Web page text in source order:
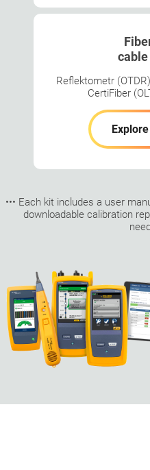
Reflektometr
CertiFiber
••• Each kit includes a user
downloadable calibration